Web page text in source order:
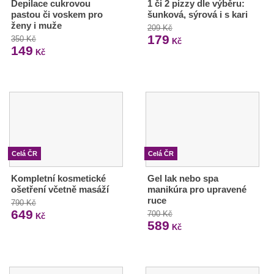
Depilace cukrovou
pastou či voskem pro
ženy i muže
350 Kč
149 Kč
1 či 2 pizzy dle výběru:
šunková, sýrová i s kari
209 Kč
179 Kč
Celá ČR
Kompletní kosmetické
ošetření včetně masáží
790 Kč
649 Kč
Celá ČR
Gel lak nebo spa
manikúra pro upravené
ruce
700 Kč
589 Kč